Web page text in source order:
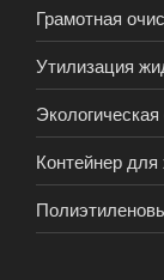
Грамотная
Утилизация
Контейнер для